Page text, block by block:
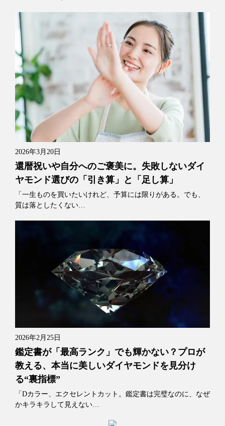
2026年3月20日
還暦祝いや自分へのご褒美に。失敗しないダイ
ヤモンド選びの「引き算」と「足し算」
「一生ものを買いたいけれど、予算には限りがある。でも、
質は落としたくない…
2026年2月25日
鑑定書が「最高ランク」でも輝かない？プロが
教える、本当に美しいダイヤモンドを見分け
る“裏指標”
「Dカラー、エクセレントカット。鑑定書は完璧なのに、なぜ
かキラキラして見えない…